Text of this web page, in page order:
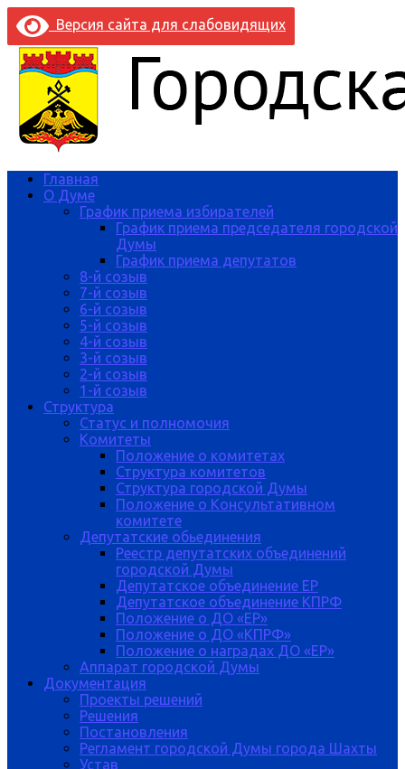
Версия сайта для слабовидящих
Главная
О Думе
График приема избирателей
График приема председателя городской
Думы
График приема депутатов
8-й созыв
7-й созыв
6-й созыв
5-й созыв
4-й созыв
3-й созыв
2-й созыв
1-й созыв
Структура
Статус и полномочия
Комитеты
Положение о комитетах
Структура комитетов
Структура городской Думы
Положение о Консультативном
комитете
Депутатские обьединения
Реестр депутатских объединений
городской Думы
Депутатское объединение ЕР
Депутатское объединение КПРФ
Положение о ДО «ЕР»
Положение о ДО «КПРФ»
Положение о наградах ДО «ЕР»
Аппарат городской Думы
Документация
Проекты решений
Решения
Постановления
Регламент городской Думы города Шахты
Устав